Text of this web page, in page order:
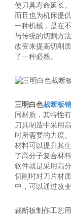
使刀具寿命延长
而且也为机床提
一种机械，是在
与传统的切割方
改变来提高切削
了一种必然。
三明白色裁断板
同材质，其特性
刀具制造中采用
时所需要的力度
材料可以提升其
了高分子复合材
软件就是采用高
切削时对刀片材
中，可以通过改
裁断板制作工艺